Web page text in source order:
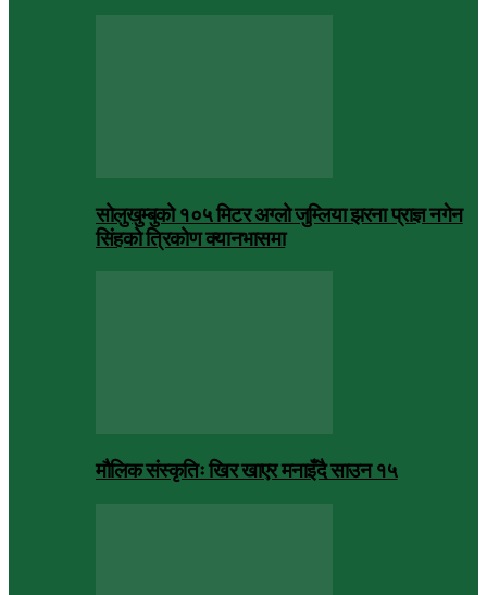
सोलुखुम्बुको १०५ मिटर अग्लो जुम्लिया झरना प्राज्ञ नगेन
सिंहको त्रिकोण क्यानभासमा
मौलिक संस्कृतिः खिर खाएर मनाइँदै साउन १५